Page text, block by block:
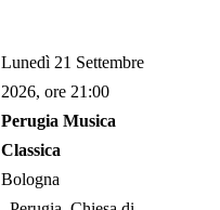
Lunedì 21 Settembre
2026, ore 21:00
Perugia Musica
Classica
Bologna